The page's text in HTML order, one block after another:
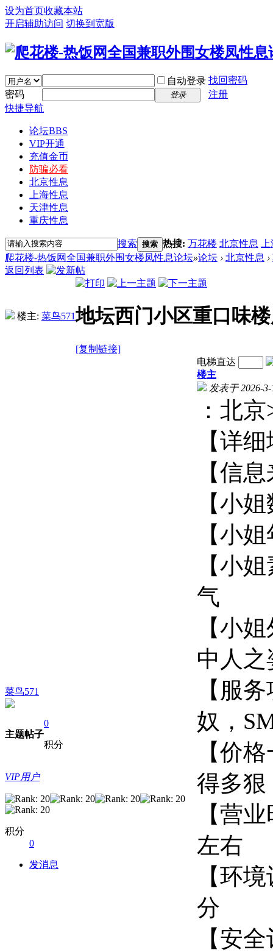
设为首页收藏本站
开启辅助访问 切换到宽版
自动登录 找回密码
密码
登录
注册
快捷导航
论坛BBS
VIP开通
充值金币
防骗必看
北京性息
上海性息
天津性息
重庆性息
搜索 搜索 热搜: 万花楼 北京性息
爬花楼-热饭网全国兼职外围女楼凤性息论坛»论坛 › 北京性息 ›
返回列表
楼主: 菜鸟571地坛西门小区重口味
[复制链接]
菜鸟571
主题帖子
0
积分
VIP用户
积分
0
发消息
电梯直达
楼主
发表于 2026-
：
【详
【信
【
【
【小
【小
中
【服
奴
【价
得多
【营
左
【环
【